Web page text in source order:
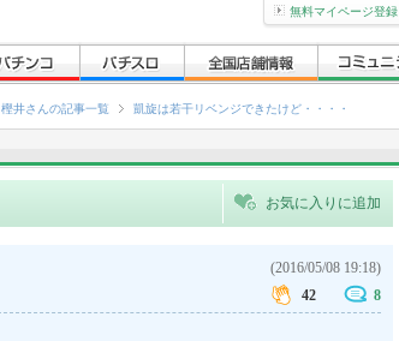
無料マイページ登録
樫井さんの記事一覧 凱旋は若干リベンジできたけど・・・・
お気に入りに追加
(2016/05/08 19:18)
42
8